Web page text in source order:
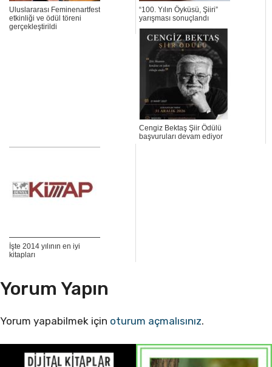
Uluslararası Feminenartfest
etkinliği ve ödül töreni
gerçekleştirildi
“100. Yılın Öyküsü, Şiiri”
yarışması sonuçlandı
Cengiz Bektaş Şiir Ödülü
başvuruları devam ediyor
İşte 2014 yılının en iyi
kitapları
Yorum Yapın
Yorum yapabilmek için oturum açmalısınız.